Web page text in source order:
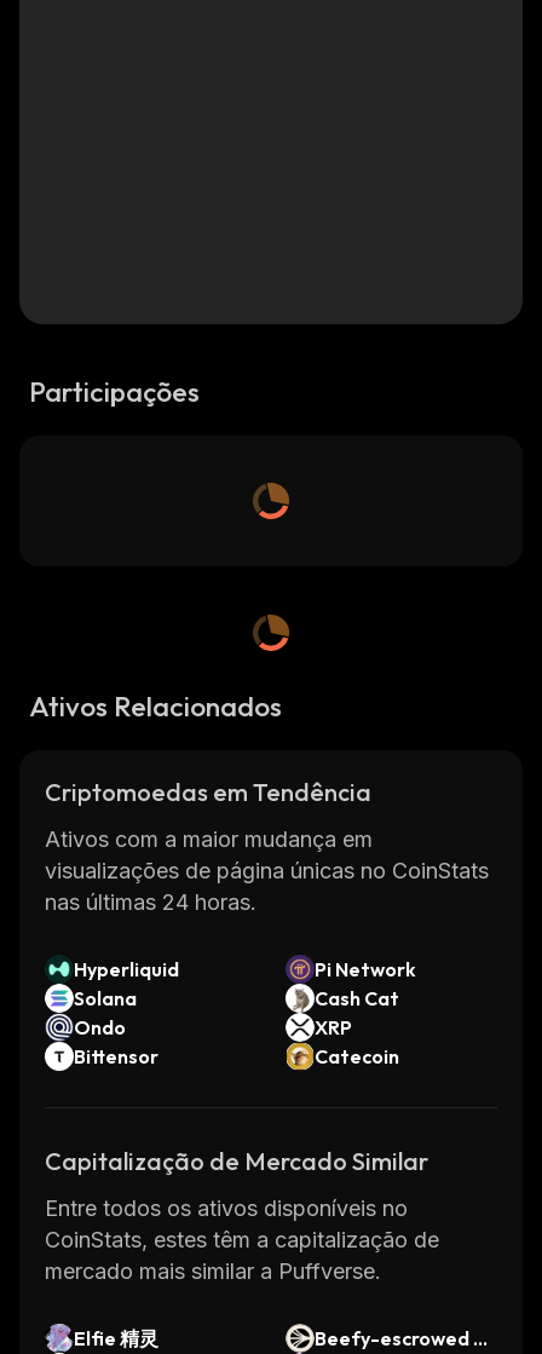
Participações
Ativos Relacionados
Criptomoedas em Tendência
Ativos com a maior mudança em
visualizações de página únicas no CoinStats
nas últimas 24 horas.
Hyperliquid
Pi Network
Solana
Cash Cat
Ondo
XRP
Bittensor
Catecoin
Capitalização de Mercado Similar
Entre todos os ativos disponíveis no
CoinStats, estes têm a capitalização de
mercado mais similar a Puffverse.
Elfie 精灵
Beefy-escrowed So